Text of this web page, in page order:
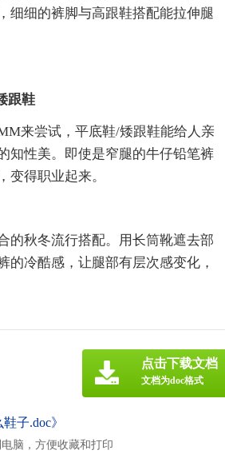
细细的裤脚与高跟鞋搭配能拉伸腿
跟鞋
来尝试，平底鞋/矮跟鞋能给人亲
知性美。即使是窄腿的牛仔铅笔裤
变得职业起来。
的秋冬流行搭配。用长筒靴遮去部
的冷酷感，让腿部有层次感变化，
子.doc》
脑，方便收藏和打印
点击下载文档
文档为doc格式